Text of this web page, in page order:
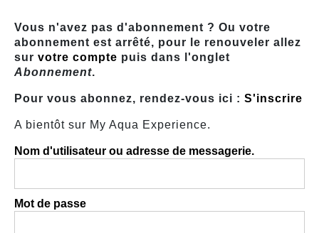
Vous n'avez pas d'abonnement ? Ou votre
abonnement est arrêté, pour le renouveler allez
sur votre compte puis dans l'onglet
Abonnement.
Pour vous abonnez, rendez-vous ici : S'inscrire
A bientôt sur My Aqua Experience.
Nom d'utilisateur ou adresse de messagerie.
Mot de passe